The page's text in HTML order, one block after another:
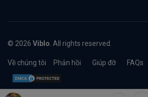
© 2026 Viblo . All rights reserved.
Về chúng tôi Phản hồi Giúp đỡ FAQs